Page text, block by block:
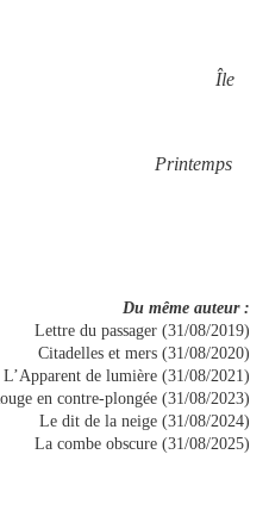
Île
Du même auteur :
Lettre du passager (31/08/2019)
Citadelles et mers (31/08/2020)
L’Apparent de lumière (31/08/2021)
en contre-plongée (31/08/2023)
Le dit de la neige (31/08/2024)
La combe obscure (31/08/2025)